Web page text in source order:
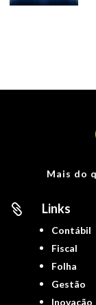
Mais do
 Links
Contábil
Fiscal
Folha
Gestão
Inovação